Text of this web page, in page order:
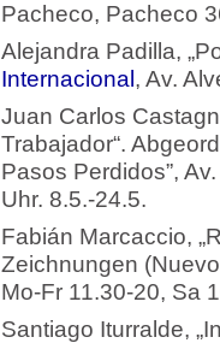
Pacheco, Pacheco
Alejandra Padilla,
Internacional , Av.
Juan Carlos
Trabajador“.
Pasos Perdidos”,
Uhr. 8.5.-24.5.
Fabián Marcaccio,
Zeichnungen
Mo-Fr 11.30-20, Sa
Santiago Iturralde,